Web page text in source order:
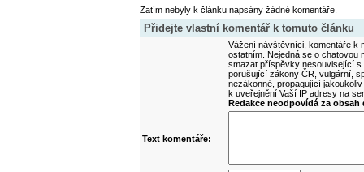
Zatím nebyly k článku napsány žádné komentáře.
Přidejte vlastní komentář k tomuto článku
Vážení návštěvníci, komentáře k
ostatním. Nejedná se o
smazat příspěvky nesouvisející
porušující zákony ČR, vulgární,
nezákonné, propagující
k uveřejnění Vaší IP adresy na
Redakce neodpovídá za
Text komentáře: